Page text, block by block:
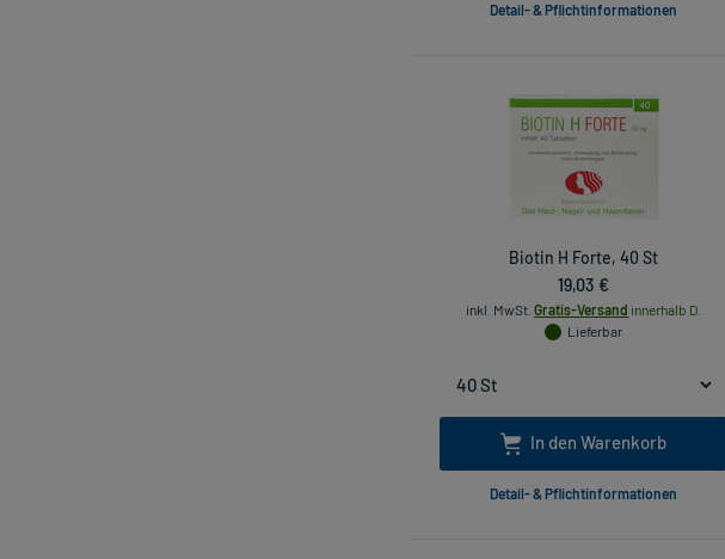
Detail- & Pflichtinformationen
Biotin H Forte, 40 St
19,03 €
inkl. MwSt. Gratis-Versand innerhalb D.
Lieferbar
In den Warenkorb
Detail- & Pflichtinformationen